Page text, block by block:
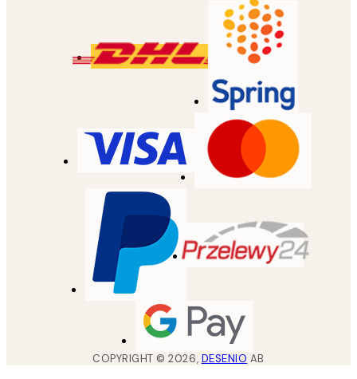
COPYRIGHT ©2026, DESENIO AB